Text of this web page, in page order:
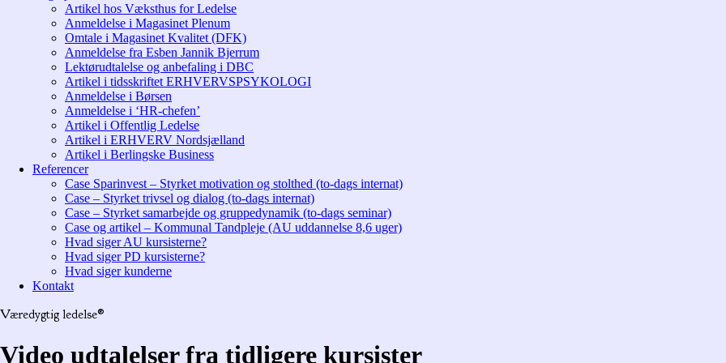
Artikel hos Væksthus for Ledelse
Anmeldelse i Magasinet Plenum
Omtale i Magasinet Kvalitet (DFK)
Anmeldelse fra Esben Jannik Bjerrum
Lektørudtalelse og anbefaling i DBC
Artikel i tidsskriftet ERHVERVSPSYKOLOGI
Anmeldelse i Børsen
Anmeldelse i ‘HR-chefen’
Artikel i Offentlig Ledelse
Artikel i ERHVERV Nordsjælland
Artikel i Berlingske Business
Referencer
Case Sparinvest – Styrket motivation og stolthed (to-dags internat)
Case – Styrket trivsel og dialog (to-dags internat)
Case – Styrket samarbejde og gruppedynamik (to-dags seminar)
Case og artikel – Kommunal Tandpleje (AU uddannelse 8,6 uger)
Hvad siger AU kursisterne?
Hvad siger PD kursisterne?
Hvad siger kunderne
Kontakt
Væredygtig ledelse®
Video udtalelser fra tidligere kursister